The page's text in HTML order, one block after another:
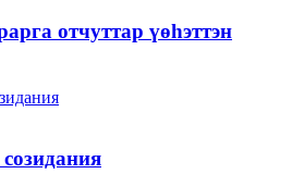
отчуттар үөһэттэн